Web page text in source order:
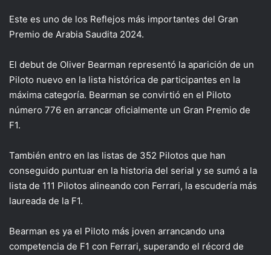
Este es uno de los Reflejos más importantes del Gran
Premio de Arabia Saudita 2024.
El debut de Oliver Bearman representó la aparición de un
Piloto nuevo en la lista histórica de participantes en la
máxima categoría. Bearman se convirtió en el Piloto
número 776 en arrancar oficialmente un Gran Premio de
F1.
También entro en las listas de 352 Pilotos que han
conseguido puntuar en la historia del serial y se sumó a la
lista de 111 Pilotos alineando con Ferrari, la escudería más
laureada de la F1.
Bearman es ya el Piloto más joven arrancando una
competencia de F1 con Ferrari, superando el récord de